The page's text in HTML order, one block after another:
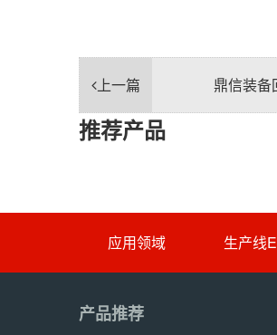
上一篇 鼎信装备
推荐产品
应用领域 生产线
产品推荐